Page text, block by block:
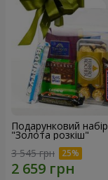
Подарунковий набір
"Золота розкіш"
3 545 грн